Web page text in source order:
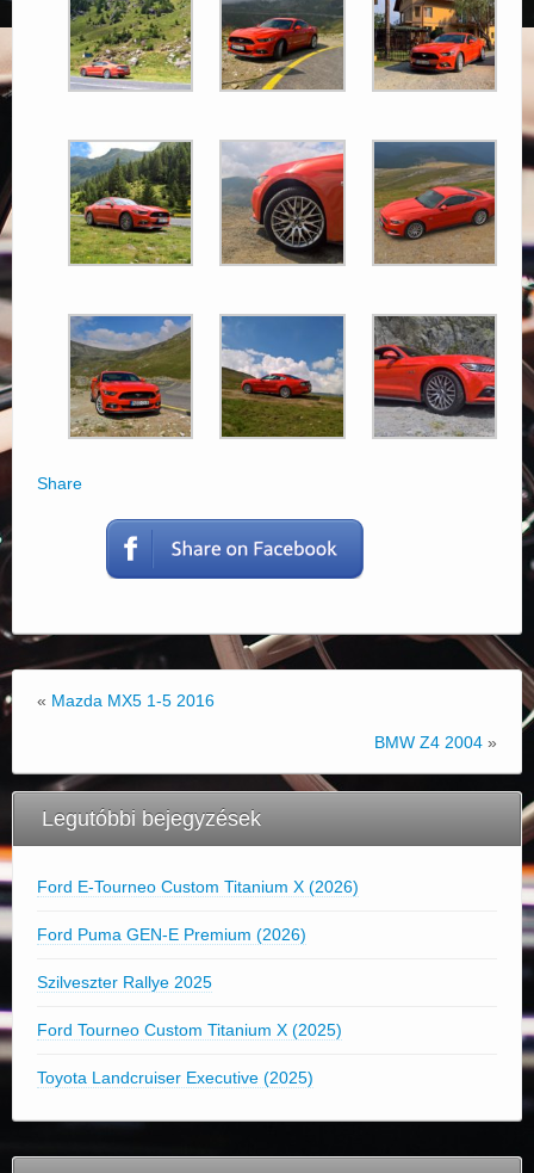
Share
« Mazda MX5 1-5 2016
BMW Z4 2004 »
Legutóbbi bejegyzések
Ford E-Tourneo Custom Titanium X (2026)
Ford Puma GEN-E Premium (2026)
Szilveszter Rallye 2025
Ford Tourneo Custom Titanium X (2025)
Toyota Landcruiser Executive (2025)